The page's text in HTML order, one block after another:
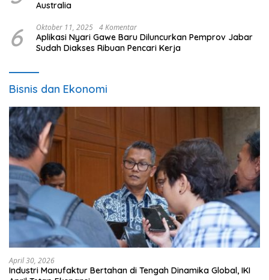
Australia
6 Oktober 11, 2025 4 Komentar
Aplikasi Nyari Gawe Baru Diluncurkan Pemprov Jabar
Sudah Diakses Ribuan Pencari Kerja
Bisnis dan Ekonomi
April 30, 2026
Industri Manufaktur Bertahan di Tengah Dinamika Global, IKI